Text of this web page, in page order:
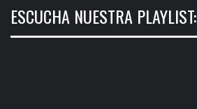
ESCUCHA NUESTRA PLAYLIST: